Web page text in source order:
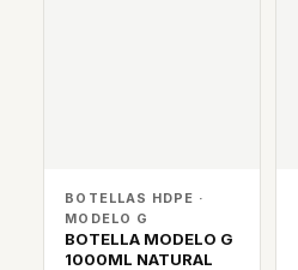
BOTELLAS HDPE ·
MODELO G
BOTELLA MODELO G
1000ML NATURAL